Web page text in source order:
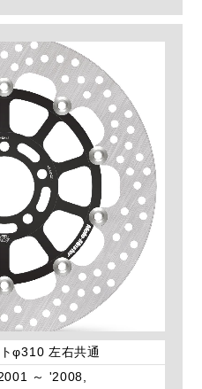
φ310 左右共通
～ '2008,